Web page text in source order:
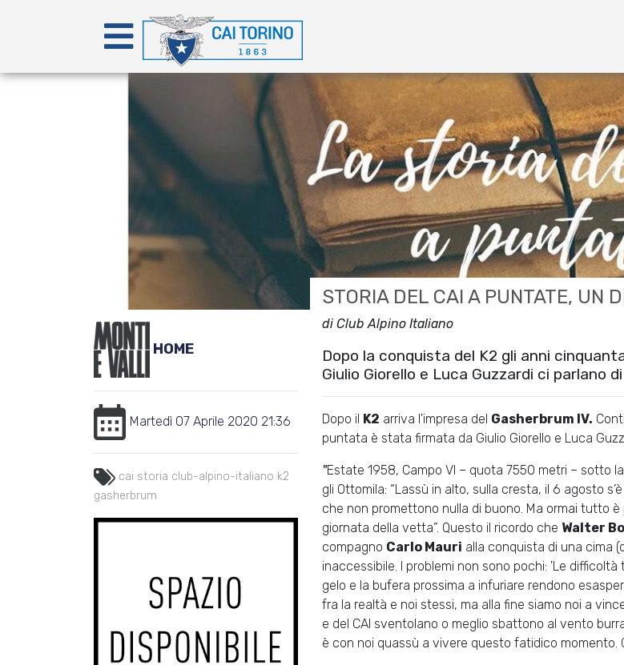
STORIA DEL CAI A PUNTATE, UN
di Club Alpino Italiano
Dopo la conquista del K2 gli anni
Giulio Giorello e Luca Guzzardi ci parlano
Dopo il K2 arriva l'impresa del Gasherbrum IV.
puntata è stata firmata da Giulio Giorello e Luca
"Estate 1958, Campo VI – quota 7550 metri – sotto
gli Ottomila: “Lassù in alto, sulla cresta, il 6 agosto
che non promettono nulla di buono. Ma ormai tutto
giornata della vetta”. Questo il ricordo che Walter
compagno Carlo Mauri alla conquista di una cima
inaccessibile. I problemi non sono pochi: 'Le
gelo e la bufera prossima a infuriare rendono
fra la realtà e noi stessi, ma alla fine siamo noi a
e del CAI sventolano o meglio sbattono al vento
è con noi quassù a vivere questo fatidico momento.
HOME
Martedì 07 Aprile 2020 21:36
cai storia club-alpino-italiano k2
gasherbrum